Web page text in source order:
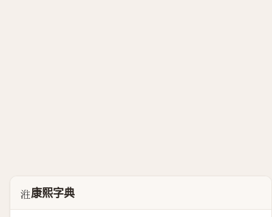
𣶂 康熙字典